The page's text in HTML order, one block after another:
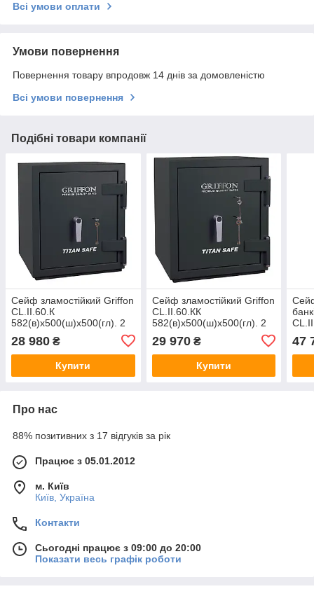
Всі умови оплати
Умови повернення
Повернення товару впродовж 14 днів за домовленістю
Всі умови повернення
Подібні товари компанії
Сейф зламостійкий Griffon
CL.II.60.К
582(в)х500(ш)х500(гл). 2
клас опору до злому, 30 хв
вогнетривкості. Замок -
ключовий
28 980 ₴
Купити
Сейф зламостійкий Griffon
CL.II.60.КК
582(в)х500(ш)х500(гл). 2
клас опору до злому, 30 хв
вогнетривкості. Замки -
два ключових
29 970₴
Купити
47
Про нас
88% позитивних з 17 відгуків за рік
Працює з 05.01.2012
м. Київ
Київ, Україна
Контакти
Сьогодні працює з 09:00 до 20:00
Показати весь графік роботи